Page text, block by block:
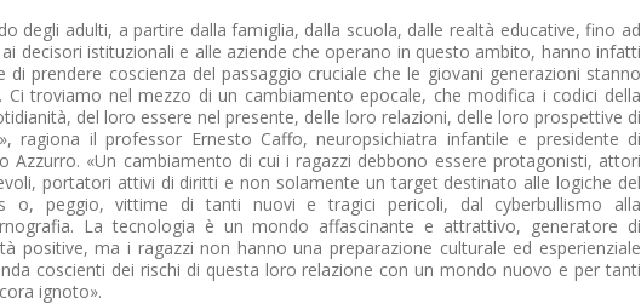
degli adulti, a partire dalla famiglia, dalla scuola, dalle realtà educative, fino ad
decisori istituzionali e alle aziende che operano in questo ambito, hanno infatti
di prendere coscienza del passaggio cruciale che le giovani generazioni stanno
Ci troviamo nel mezzo di un cambiamento epocale, che modifica i codici della
del loro essere nel presente, delle loro relazioni, delle loro prospettive di
ragiona il professor Ernesto Caffo, neuropsichiatra infantile e presidente di
Azzurro. «Un cambiamento di cui i ragazzi debbono essere protagonisti, attori
portatori attivi di diritti e non solamente un target destinato alle logiche del
o, peggio, vittime di tanti nuovi e tragici pericoli, dal cyberbullismo alla
La tecnologia è un mondo affascinante e attrattivo, generatore di
positive, ma i ragazzi non hanno una preparazione culturale ed esperienziale
coscienti dei rischi di questa loro relazione con un mondo nuovo e per tanti
ignoto».